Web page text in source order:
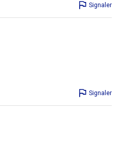
Signaler
Signaler